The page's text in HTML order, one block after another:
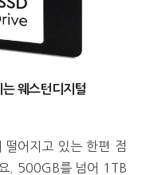
는 웨스턴디지털
떨어지고 있는 한편 점
. 500GB를 넘어 1TB